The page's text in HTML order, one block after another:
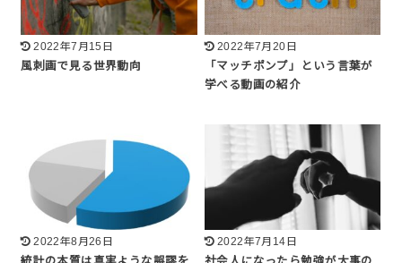
2022年7月15日
風刺画で見る世界動向
2022年7月20日
「マッチポンプ」という言葉が
学べる動画の紹介
2022年8月26日
2022年7月14日